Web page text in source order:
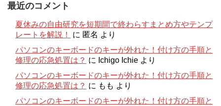
最近のコメント
夏休みの自由研究を短期間で終わらすまとめ方やテンプ
レートを解説！
に 匿名 より
パソコンのキーボードのキーが外れた！付け方の手順と
修理の応急処置は？ に Ichigo Ichie より
パソコンのキーボードのキーが外れた！付け方の手順と
修理の応急処置は？ に もも より
パソコンのキーボードのキーが外れた！付け方の手順と